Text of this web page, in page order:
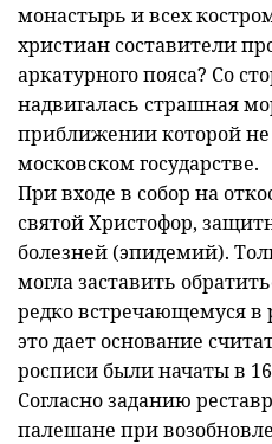
монастырь и всех
христиан составители
аркатурного пояса? Со
надвигалась страшная
приближении которой не
московском государстве.
При входе в собор на
святой Христофор,
болезней (эпидемий).
могла заставить
редко встречающемуся в
это дает основание
росписи были начаты в
Согласно заданию
палешане при